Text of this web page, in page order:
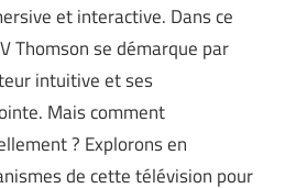
et interactive. Dans ce
Thomson se démarque par
intuitive et ses
Mais comment
? Explorons en
de cette télévision pour